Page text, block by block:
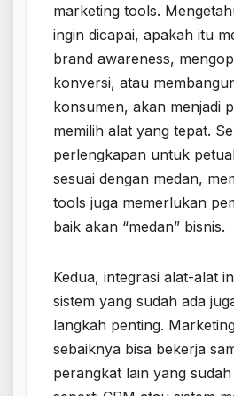
marketing tools.
ingin dicapai, apakah itu
brand awareness,
konversi, atau
konsumen, akan menjadi
memilih alat yang tepat.
perlengkapan untuk
sesuai dengan medan,
tools juga memerlukan
baik akan “medan” bisnis.
Kedua, integrasi alat-alat
sistem yang sudah ada
langkah penting.
sebaiknya bisa bekerja
perangkat lain yang